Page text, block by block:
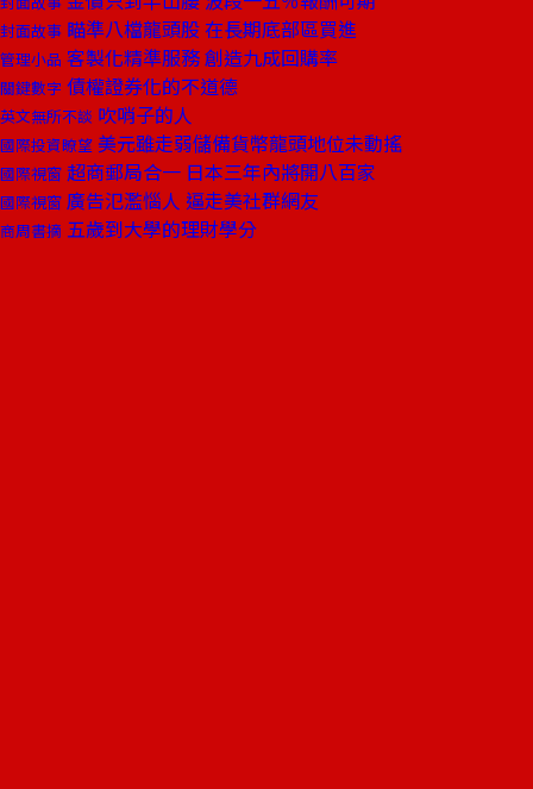
封面故事 瞄準八檔龍頭股 在長期底部區買進
管理小品 客製化精準服務 創造九成回購率
關鍵數字 債權證券化的不道德
英文無所不談 吹哨子的人
國際投資瞭望 美元雖走弱儲備貨幣龍頭地位未動搖
國際視窗 超商郵局合一 日本三年內將開八百家
國際視窗 廣告氾濫惱人 逼走美社群網友
商周書摘 五歲到大學的理財學分